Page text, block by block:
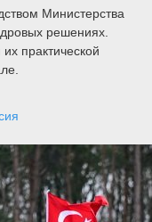
Министерства
решениях.
практической